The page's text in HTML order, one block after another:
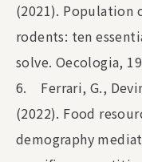
(2021). Population
rodents: ten
solve. Oecologia,
6. Ferrari, G.,
(2022). Food
demography